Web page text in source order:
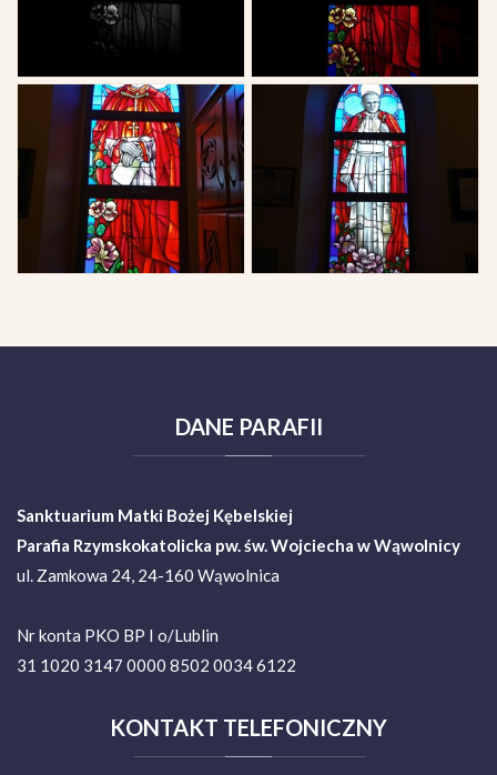
DANE PARAFII
Sanktuarium Matki Bożej Kębelskiej
Parafia Rzymskokatolicka pw. św. Wojciecha w Wąwolnicy
ul. Zamkowa 24, 24-160 Wąwolnica
Nr konta PKO BP I o/Lublin
31 1020 3147 0000 8502 0034 6122
KONTAKT TELEFONICZNY